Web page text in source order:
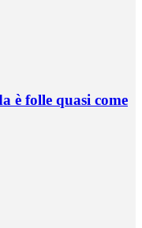
è folle quasi come